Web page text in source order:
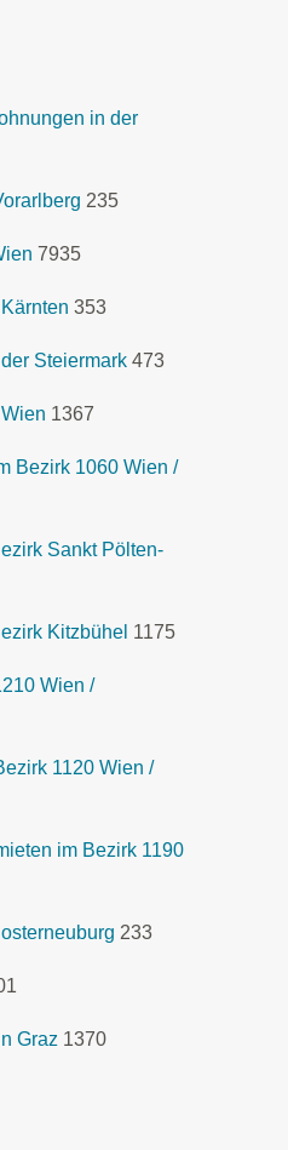
in der
235
7935
353
Steiermark 473
1367
Bezirk 1060 Wien /
Sankt Pölten-
Kitzbühel 1175
Wien /
1120 Wien /
im Bezirk 1190
233
Graz 1370